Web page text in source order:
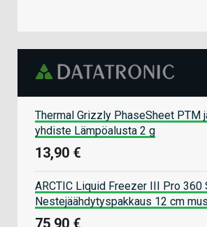
Thermal Grizzly PhaseSheet PTM
yhdiste Lämpöalusta 2 g
13,90 €
ARCTIC Liquid Freezer III Pro 360
Nestejäähdytyspakkaus 12 cm
75,90 €